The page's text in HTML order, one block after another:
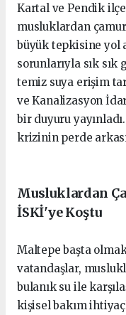
Kartal ve Pendik
musluklardan
büyük tepkisine yol
sorunlarıyla sık
temiz suya erişim
ve Kanalizasyon
bir duyuru
krizinin perde
Musluklardan
İSKİ'ye Koştu
Maltepe başta
vatandaşlar,
bulanık su ile
kişisel bakım